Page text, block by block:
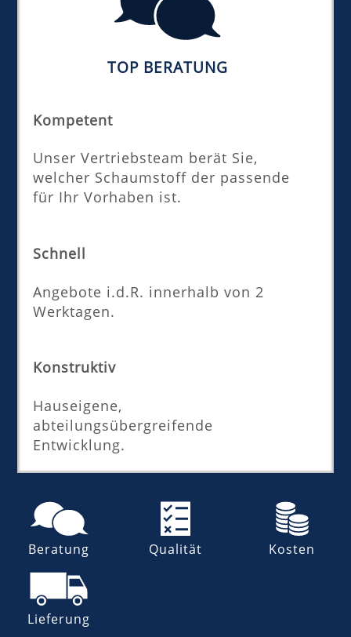
TOP BERATUNG
Kompetent
Unser Vertriebsteam berät Sie,
welcher Schaumstoff der passende
für Ihr Vorhaben ist.
Schnell
Angebote i.d.R. innerhalb von 2
Werktagen.
Konstruktiv
Hauseigene,
abteilungsübergreifende
Entwicklung.
Beratung Qualität Kosten
Lieferung